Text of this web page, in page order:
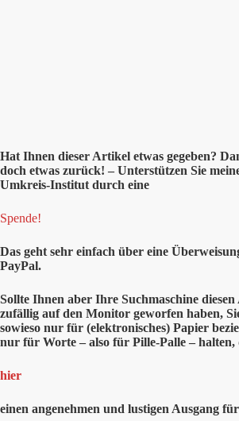
Hat Ihnen dieser Artikel etwas gegeben?
doch etwas zurück! – Unterstützen Sie
Umkreis-Institut durch eine
Spende!
Das geht sehr einfach über eine
PayPal.
Sollte Ihnen aber Ihre Suchmaschine
zufällig auf den Monitor geworfen haben,
sowieso nur für (elektronisches) Papier
nur für Worte – also für Pille-Palle – halten,
hier
einen angenehmen und lustigen Ausgang